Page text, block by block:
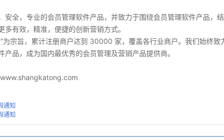
安全，专业的会员管理软件产品，并致力于围绕会员管理软件产品，
有效，精准，便捷的创新营销方式。
为宗旨，累计注册商户达到 30000 家，覆盖各行业商户。我们始终致
品，成为国内最优秀的会员管理及营销产品提供商。
通知
通知